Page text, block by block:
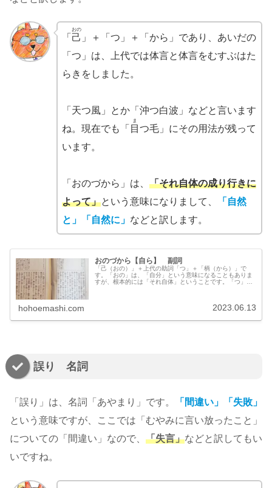
「 己
おの
」＋「つ」＋「から」であり、あいだの
「つ」は、上代では体言と体言をむすぶはた
らきをしました。
「天つ風」とか「沖つ白波」などと言います
ね。現在でも「 目
ま
つ毛」にその用法が残って
います。
「おのづから」は、 「それ自体の成り行きに
よって」という意味になりまして、
「自然
と」「自然に」 などと訳します。
おのづから【自ら】 副詞
「己（おの）」＋上代の助詞「つ」＋「柄（から）」で
す。「おの」は、「自分」という意味になることもありま
すが、根本的には「それ自体」ということです。「つ」
あわせると、「それ自体の成り行きで」というような意味
とになります。
hohoemashi.com 2023.06.13
誤り 名詞
「誤り」は、名詞「あやまり」です。
「間違い」「失敗」
という意味ですが、ここでは「むやみに言い放ったこと」
についての「間違い」なので、 「失言」などと訳してもい
いですね。